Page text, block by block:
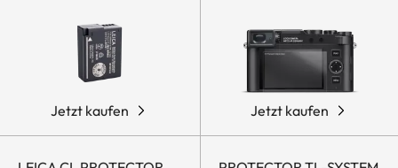
Jetzt kaufen Jetzt kaufen